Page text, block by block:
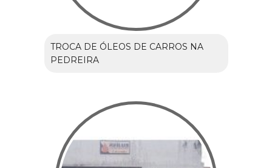
TROCA DE ÓLEOS DE CARROS NA
PEDREIRA